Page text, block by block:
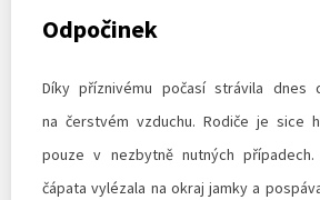
Odpočinek
Díky příznivému počasí strávila dnes
na čerstvém vzduchu. Rodiče je sice
pouze v nezbytně nutných
čápata vylézala na okraj jamky a